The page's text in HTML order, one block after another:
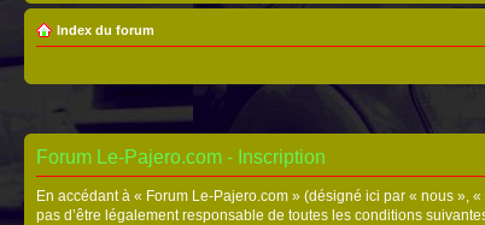
Index du forum
Forum Le-Pajero.com - Inscription
En accédant à « Forum Le-Pajero.com » (désigné ici par « nous »,
pas d’être légalement responsable de toutes les conditions